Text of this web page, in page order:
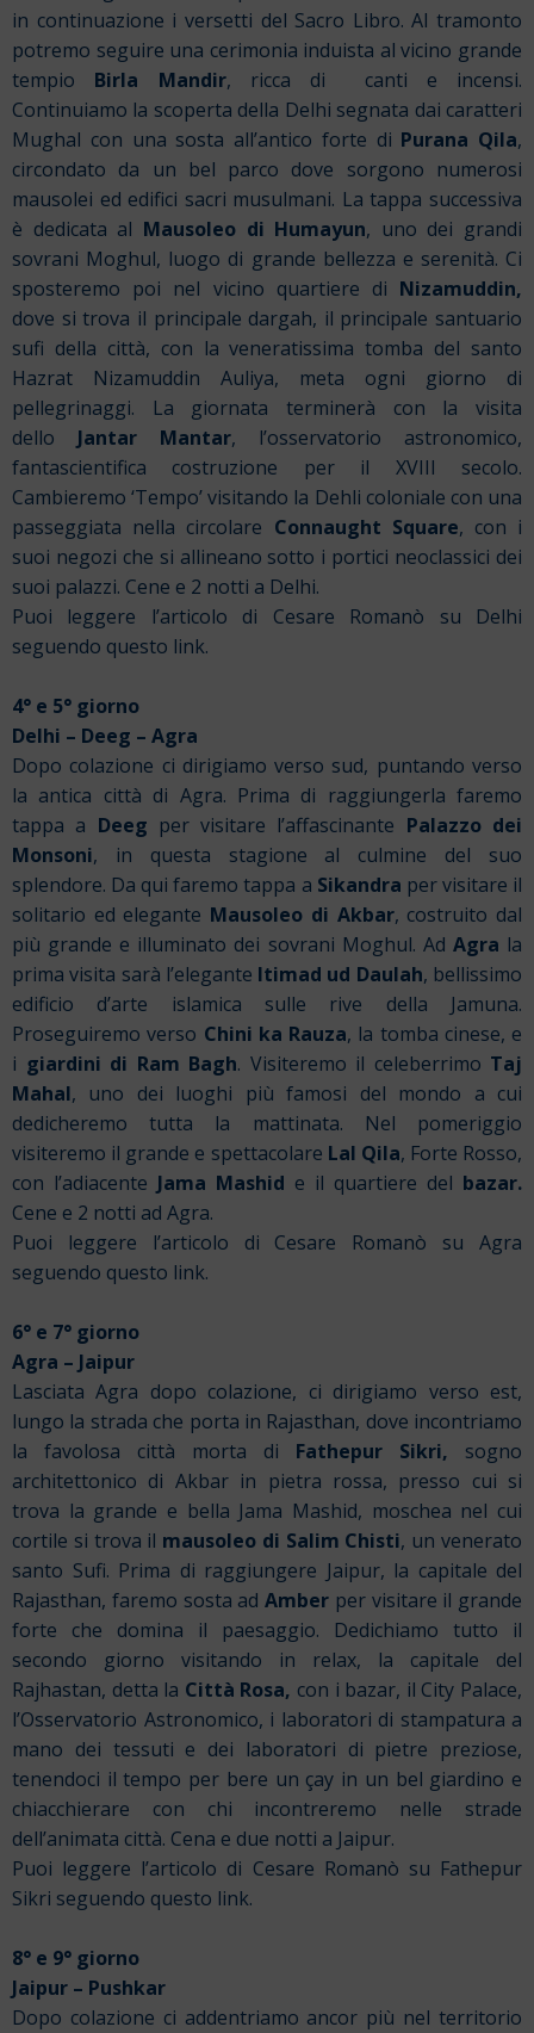
in continuazione i versetti del Sacro Libro. Al tramonto
potremo seguire una cerimonia induista al vicino grande
tempio Birla Mandir, ricca di
canti e incensi.
Continuiamo la scoperta della Delhi segnata dai caratteri
Mughal con una sosta all’antico forte di Purana Qila,
circondato da un bel parco dove sorgono numerosi
mausolei ed edifici sacri musulmani. La tappa successiva
è dedicata al Mausoleo di Humayun, uno dei grandi
sovrani Moghul, luogo di grande bellezza e serenità. Ci
sposteremo poi nel vicino quartiere di Nizamuddin,
dove si trova il principale dargah, il principale santuario
sufi della città, con la veneratissima tomba del santo
Hazrat Nizamuddin Auliya, meta ogni giorno di
pellegrinaggi. La giornata terminerà con la visita
dello Jantar Mantar, l’osservatorio astronomico,
fantascientifica costruzione per il XVIII secolo.
Cambieremo ‘Tempo’ visitando la Dehli coloniale con una
passeggiata nella circolare Connaught Square, con i
suoi negozi che si allineano sotto i portici neoclassici dei
suoi palazzi. Cene e 2 notti a Delhi.
Puoi leggere l’articolo di Cesare Romanò su Delhi
seguendo questo link.
4° e 5° giorno
Delhi – Deeg – Agra
Dopo colazione ci dirigiamo verso sud, puntando verso
la antica città di Agra. Prima di raggiungerla faremo
tappa a Deeg per visitare l’affascinante Palazzo dei
Monsoni, in questa stagione al culmine del suo
splendore. Da qui faremo tappa a Sikandra per visitare il
solitario ed elegante Mausoleo di Akbar, costruito dal
più grande e illuminato dei sovrani Moghul. Ad Agra la
prima visita sarà l’elegante Itimad ud Daulah, bellissimo
edificio d’arte islamica sulle rive della Jamuna.
Proseguiremo verso Chini ka Rauza, la tomba cinese, e
i giardini di Ram Bagh. Visiteremo il celeberrimo Taj
Mahal, uno dei luoghi più famosi del mondo a cui
dedicheremo tutta la mattinata. Nel pomeriggio
visiteremo il grande e spettacolare Lal Qila, Forte Rosso,
con l’adiacente Jama Mashid e il quartiere del bazar.
Cene e 2 notti ad Agra.
Puoi leggere l’articolo di Cesare Romanò su Agra
seguendo questo link.
6° e 7° giorno
Agra – Jaipur
Lasciata Agra dopo colazione, ci dirigiamo verso est,
lungo la strada che porta in Rajasthan, dove incontriamo
la favolosa città morta di Fathepur Sikri, sogno
architettonico di Akbar in pietra rossa, presso cui si
trova la grande e bella Jama Mashid, moschea nel cui
cortile si trova il mausoleo di Salim Chisti, un venerato
santo Sufi. Prima di raggiungere Jaipur, la capitale del
Rajasthan, faremo sosta ad Amber per visitare il grande
forte che domina il paesaggio. Dedichiamo tutto il
secondo giorno visitando in relax, la capitale del
Rajhastan, detta la Città Rosa, con i bazar, il City Palace,
l’Osservatorio Astronomico, i laboratori di stampatura a
mano dei tessuti e dei laboratori di pietre preziose,
tenendoci il tempo per bere un çay in un bel giardino e
chiacchierare con chi incontreremo nelle strade
dell’animata città. Cena e due notti a Jaipur.
Puoi leggere l’articolo di Cesare Romanò su Fathepur
Sikri seguendo questo link.
8° e 9° giorno
Jaipur – Pushkar
Dopo colazione ci addentriamo ancor più nel territorio